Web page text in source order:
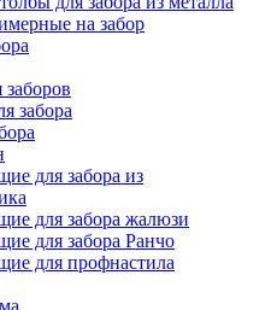
на забор
забора
для забора из
для забора жалюзи
для забора Ранчо
для профнастила